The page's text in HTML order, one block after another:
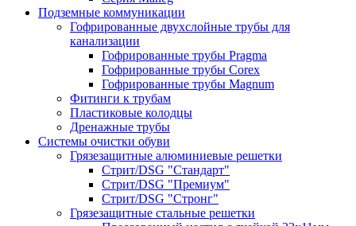
Подземные коммуникации
Гофрированные двухслойные трубы для
канализации
Гофрированные трубы Pragma
Гофрированные трубы Corex
Гофрированные трубы Magnum
Фитинги к трубам
Пластиковые колодцы
Дренажные трубы
Системы очистки обуви
Грязезащитные алюминиевые решетки
Стрит/DSG "Стандарт"
Стрит/DSG "Премиум"
Стрит/DSG "Стронг"
Грязезащитные стальные решетки